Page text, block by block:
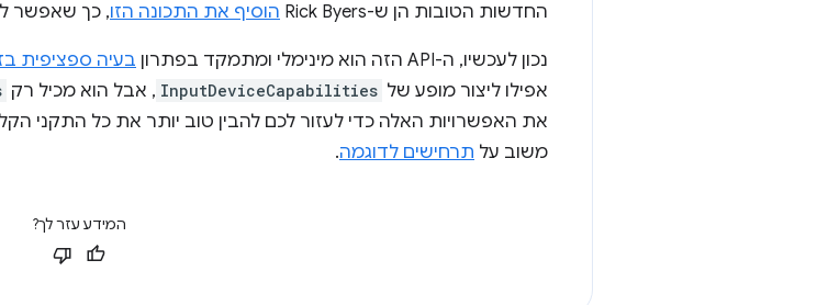
החדשות הטובות הן ש-Rick Byers הוסיף את התכונה הזו, כך שאפשר
נכון לעכשיו, ה-API הזה הוא מינימלי ומתמקד בפתרון בעיה ספציפית
אפילו ליצור מופע של InputDeviceCapabilities , אבל הוא מכיל רק
את האפשרויות האלה כדי לעזור לכם להבין טוב יותר את כל
משוב על תרחישים לדוגמה.
המידע עזר לך?